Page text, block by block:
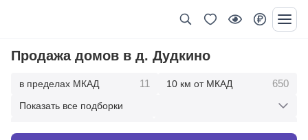
Продажа домов в д. Дудкино
в пределах МКАД 11 10 км от МКАД 650
Показать все подборки